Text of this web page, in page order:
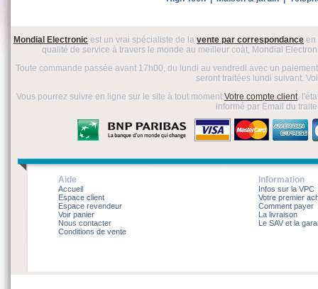
Mondial Electronic est un vrai spécialiste de la vente par correspondance en
qualité de service à travers le monde au meilleur coàt, Mondial
Toute commande passée avant 17h00, du lundi au vendredi avec un
seront traitées lundi suivant.
Vous pourrez suivre en ligne sur le site à tout moment Votre compte client,
informé par Email du
Aide
Accueil
Espace client
Espace revendeur
Voir panier
Nous contacter
Conditions de vente
Information
Infos sur la VPC
Votre premier
Comment payer
La livraison
Le SAV et la